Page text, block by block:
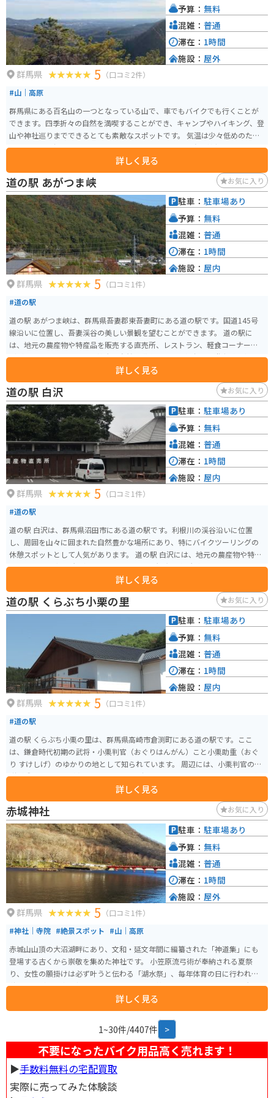
群馬県 5 （口コミ2件）
#山｜高原
群馬県にある百名山の一つとなっている山で、車でもバイクでも行くことが
できます。四季折々の自然を満喫することができ、キャンプやハイキング、登
山や神社巡りまでできるとても素敵なスポットです。 気温は少々低めのた
め、暖かい格好で来ることをオススメします。近くには赤城神社もあり、女
性の願いが叶うとされている有名な神社で、神秘的で美しい景色を眺めるこ
とができます。
詳しく見る
予算： 無料
混雑： 普通
滞在： 1時間
施設： 屋外
道の駅 あがつま峡 お気に入り
群馬県 5 （口コミ1件）
#道の駅
道の駅 あがつま峡は、群馬県吾妻郡東吾妻町にある道の駅です。国道145号
線沿いに位置し、吾妻渓谷の美しい景観を望むことができます。 道の駅に
は、地元の農産物や特産品を販売する直売所、レストラン、軽食コーナーな
どがあります。吾妻渓谷の雄大な自然を満喫できる展望台や、遊歩道も整備
れているので安心です。周辺には、吾妻渓谷遊歩道や、草津温泉、四万温泉
など、観光スポットも充実しています。 地元の名産品としては、嬬恋高原キ
ャベツや、蒟蒻、温泉まんじゅうなどが有名です。道の駅 あがつま峡は、自
然豊かな環境の中で、地元の味覚や景色を楽しむことができるスポットで
す。
詳しく見る
駐車： 駐車場あり
予算： 無料
混雑： 普通
滞在： 1時間
施設： 屋内
道の駅 白沢 お気に入り
群馬県 5 （口コミ1件）
#道の駅
道の駅 白沢は、群馬県沼田市にある道の駅です。利根川の渓谷沿いに位置
し、周囲を山々に囲まれた自然豊かな場所にあり、特にバイクツーリングの
休憩スポットとして人気があります。 道の駅 白沢には、地元の農産物や特産
品を販売する直売所、軽食コーナー、そして観光案内所があります。地元産
の新鮮な野菜や果物はもちろんのこと、群馬名物のこんにゃくや、地元産の
小麦粉を使ったうどん、そばなども人気です。また、併設されている食堂で
は、地元の食材を使った料理を楽しむことができます。 特にバイク乗りの方
には、白沢名物の「舞茸釜飯」がおすすめです。大きな舞茸が丸ごと入った
釜飯は、香り高く、食欲をそそります。また、駐車場にはバイクスタンドも
設置されているので、安心してバイクを停めることができます。 道の駅 白沢
は、自然豊かな環境の中で、地元の味覚や文化に触れることができる場所で
す。群馬県北部へのツーリングの際には、ぜひお立ち寄りください。
詳しく見る
駐車： 駐車場あり
予算： 無料
混雑： 普通
滞在： 1時間
施設： 屋内
道の駅 くらぶち小栗の里 お気に入り
群馬県 5 （口コミ1件）
#道の駅
道の駅 くらぶち小栗の里は、群馬県高崎市倉渕町にある道の駅です。ここ
は、鎌倉時代初期の武将・小栗判官（おぐりはんがん）こと小栗助重（おぐ
り すけしげ）のゆかりの地として知られています。 周辺には、小栗判官の伝
説が残るスポットが点在しており、歴史好きにはたまらないエリアです。道
の駅には、地元の農産物直売所があり、新鮮な野菜や果物を購入することが
できます。また、小栗判官にちなんだお土産も販売されています。 バイクで
訪れる場合、道の駅には広い駐車場が完備されているので安心です。周辺に
は、榛名山や妙義山といったツーリングスポットも点在しており、バイクで
の観光拠点としても最適です。
詳しく見る
駐車： 駐車場あり
予算： 無料
混雑： 普通
滞在： 1時間
施設： 屋内
赤城神社 お気に入り
群馬県 5 （口コミ1件）
#神社｜寺院 #絶景スポット #山｜高原
赤城山山頂の大沼湖畔にあり、文和・延文年間に編纂された「神道集」にも
登場する古くから崇敬を集めた神社です。 小笠原流弓術が奉納される夏祭
り、女性の願掛けは必ず叶うと伝わる「湖水祭」、毎年体育の日に行われる
秋祭りなどの行事で親しまれているほか、御神体として信仰されてきた大
沼、小沼の湿原に咲く水芭蕉、レンゲツツジ、ニッコウキスゲといった、花
の名所、秋は紅葉の名所として多くの行楽客が訪れています。 厳冬には樹氷
も見られ、湧水は「御神水」として江戸幕府の保護を受けて今も「山開き
祭・例大祭」の際はこの水を持ち帰り、豊作を願って田の口に注ぐ習慣があ
詳しく見る
駐車： 駐車場あり
予算： 無料
混雑： 普通
滞在： 1時間
施設： 屋外
1~30件/4407件 >
不要になったバイク用品高く売れます！
▶︎手数料無料の宅配買取
実際に売ってみた体験談